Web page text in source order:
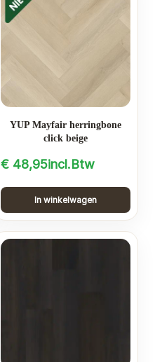
YUP Mayfair herringbone
click beige
€48,95incl.Btw
In winkelwagen